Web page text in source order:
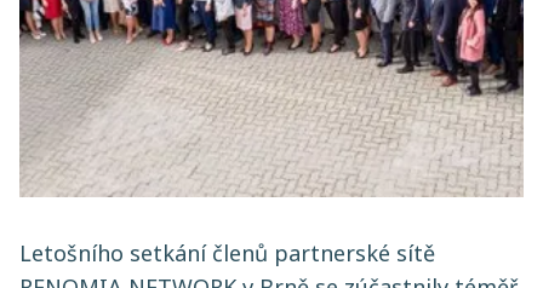
Letošního setkání členů partnerské sítě